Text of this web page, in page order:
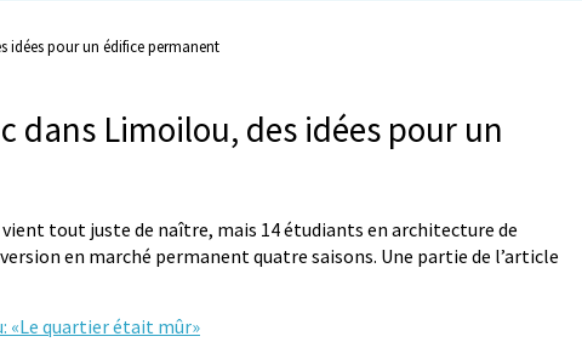
idées pour un édifice permanent
dans Limoilou, des idées pour un
tout juste de naître, mais 14 étudiants en architecture de
en marché permanent quatre saisons. Une partie de l’article
«Le quartier était mûr»